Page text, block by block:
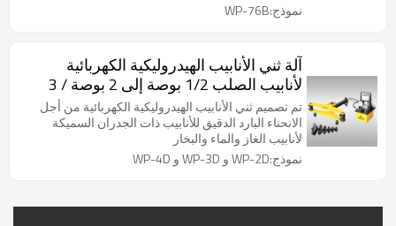
نموذج:WP-76B
آلة ثني الأنابيب الهيدروليكية الكهربائية
لأنابيب الصلب 1/2 بوصة إلى 2 بوصة / 3
بوصة / 4 بوصة
تم تصميم ثني الأنابيب الهيدروليكية الكهربائية من أجل
الانحناء البارد الدقيق للأنابيب ذات الجدران السميكة
لأنابيب الغاز والماء والبخار
نموذج:WP-2D و WP-3D و WP-4D